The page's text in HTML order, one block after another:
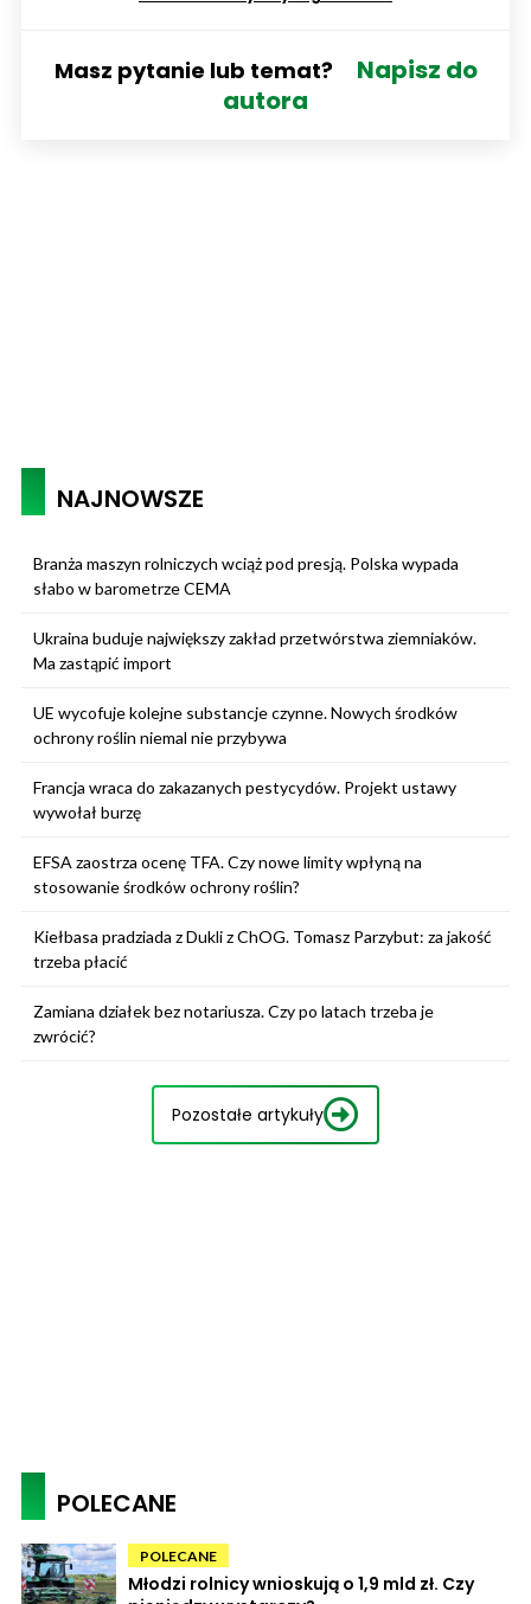
Masz pytanie lub temat?
Napisz do
autora
NAJNOWSZE
Branża maszyn rolniczych wciąż pod presją. Polska wypada
słabo w barometrze CEMA
Ukraina buduje największy zakład przetwórstwa ziemniaków.
Ma zastąpić import
UE wycofuje kolejne substancje czynne. Nowych środków
ochrony roślin niemal nie przybywa
Francja wraca do zakazanych pestycydów. Projekt ustawy
wywołał burzę
EFSA zaostrza ocenę TFA. Czy nowe limity wpłyną na
stosowanie środków ochrony roślin?
Kiełbasa pradziada z Dukli z ChOG. Tomasz Parzybut: za jakość
trzeba płacić
Zamiana działek bez notariusza. Czy po latach trzeba je
zwrócić?
Pozostałe artykuły
POLECANE
POLECANE
Młodzi rolnicy wnioskują o 1,9 mld zł. Czy